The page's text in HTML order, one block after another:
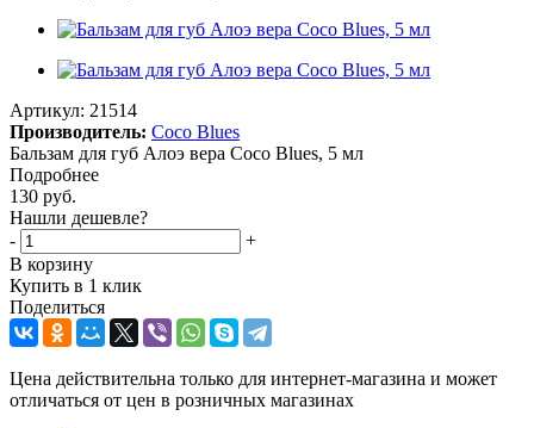
Артикул: 21514
Производитель: Coco Blues
Бальзам для губ Алоэ вера Coco Blues, 5 мл
Подробнее
130 руб.
Нашли дешевле?
-
+
В корзину
Купить в 1 клик
Поделиться
Цена действительна только для интернет-магазина и может
отличаться от цен в розничных магазинах